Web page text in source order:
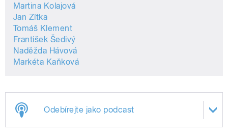
Martina Kolajová
Jan Zítka
Tomáš Klement
František Šedivý
Naděžda Hávová
Markéta Kaňková
Odebírejte jako podcast